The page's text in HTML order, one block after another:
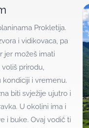
Prokletija.
i vidikovaca, pa
jer možeš imati
voliš prirodu,
kondiciji i vremenu.
biti svježije ujutro i
U okolini ima i
i buke. Ovaj vodič ti